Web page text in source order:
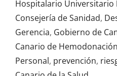
Hospitalario
Consejería de Sanidad,
Gerencia, Gobierno de
Canario de
Personal, prevención,